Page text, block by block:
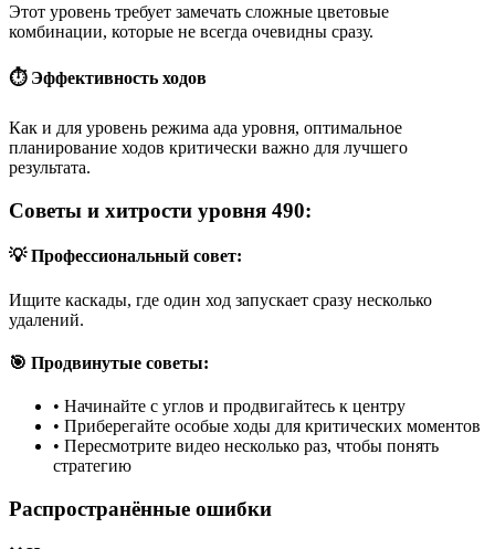
Этот уровень требует замечать сложные цветовые
комбинации, которые не всегда очевидны сразу.
⏱️ Эффективность ходов
Как и для уровень режима ада уровня, оптимальное
планирование ходов критически важно для лучшего
результата.
Советы и хитрости уровня 490:
💡 Профессиональный совет:
Ищите каскады, где один ход запускает сразу несколько
удалений.
🎯 Продвинутые советы:
• Начинайте с углов и продвигайтесь к центру
• Приберегайте особые ходы для критических моментов
• Пересмотрите видео несколько раз, чтобы понять
стратегию
Распространённые ошибки